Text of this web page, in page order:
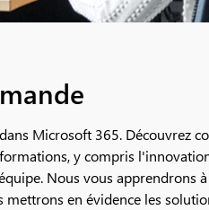
Microsoft 365. Découvrez
y compris
Nous vous apprendrons
en évidence les